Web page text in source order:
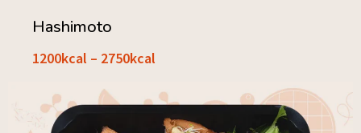
Hashimoto
1200kcal – 2750kcal